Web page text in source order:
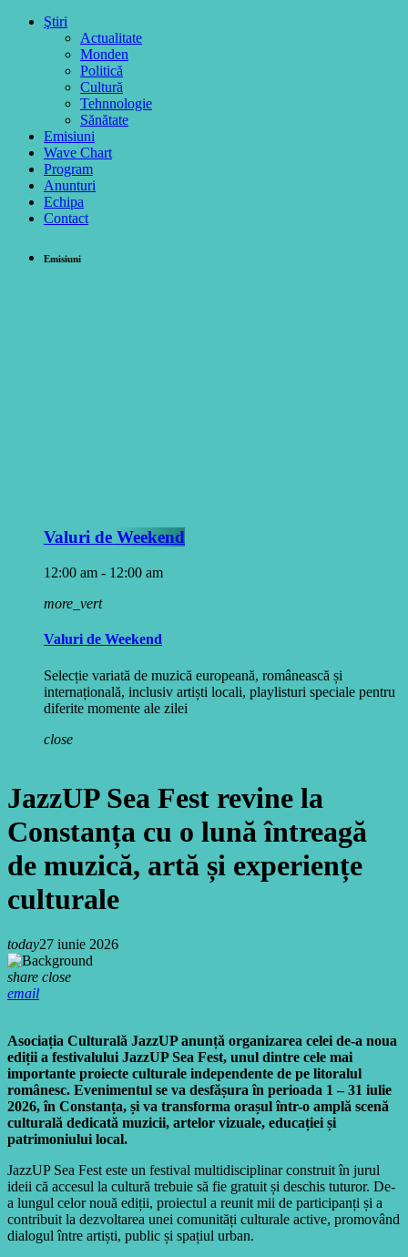
Ştiri
Actualitate
Monden
Politică
Cultură
Tehnnologie
Sănătate
Emisiuni
Wave Chart
Program
Anunturi
Echipa
Contact
Emisiuni
Valuri de Weekend
12:00 am - 12:00 am
more_vert
Valuri de Weekend
Selecție variată de muzică europeană, românească și
internațională, inclusiv artiști locali, playlisturi speciale pentru
diferite momente ale zilei
close
JazzUP Sea Fest revine la
Constanța cu o lună întreagă
de muzică, artă și experiențe
culturale
today27 iunie 2026
share close
email
Asociația Culturală JazzUP anunță organizarea celei de-a noua
ediții a festivalului JazzUP Sea Fest, unul dintre cele mai
importante proiecte culturale independente de pe litoralul
românesc. Evenimentul se va desfășura în perioada 1 – 31 iulie
2026, în Constanța, și va transforma orașul într-o amplă scenă
culturală dedicată muzicii, artelor vizuale, educației și
patrimoniului local.
JazzUP Sea Fest este un festival multidisciplinar construit în jurul
ideii că accesul la cultură trebuie să fie gratuit și deschis tuturor. De-
a lungul celor nouă ediții, proiectul a reunit mii de participanți și a
contribuit la dezvoltarea unei comunități culturale active, promovând
dialogul între artiști, public și spațiul urban.